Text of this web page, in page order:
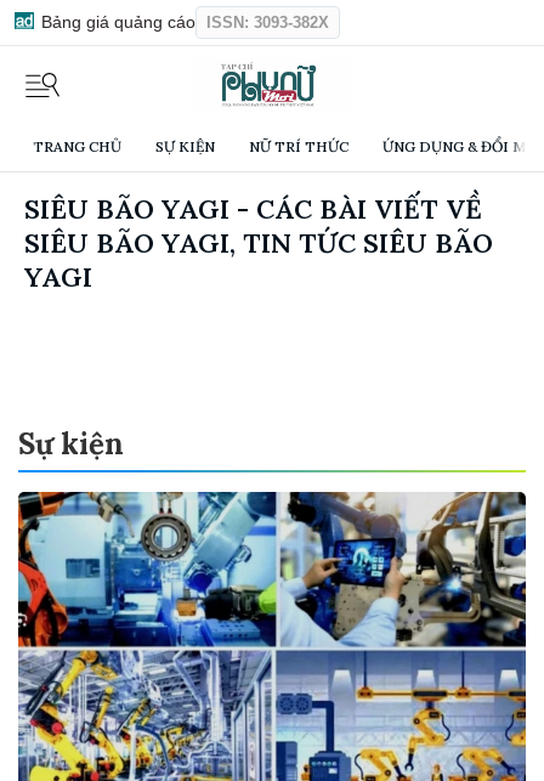
Bảng giá quảng cáo ISSN: 3093-382X
TRANG CHỦ SỰ KIỆN NỮ TRÍ THỨC ỨNG DỤNG & ĐỔI
SIÊU BÃO YAGI - CÁC BÀI VIẾT VỀ
SIÊU BÃO YAGI, TIN TỨC SIÊU BÃO
YAGI
Sự kiện